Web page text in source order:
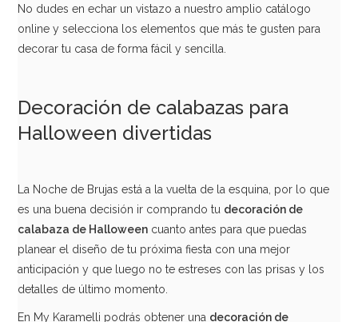
No dudes en echar un vistazo a nuestro amplio catálogo
online y selecciona los elementos que más te gusten para
decorar tu casa de forma fácil y sencilla.
Decoración de calabazas para
Halloween divertidas
La Noche de Brujas está a la vuelta de la esquina, por lo que
es una buena decisión ir comprando tu decoración de
calabaza de Halloween cuanto antes para que puedas
planear el diseño de tu próxima fiesta con una mejor
anticipación y que luego no te estreses con las prisas y los
detalles de último momento.
En My Karamelli podrás obtener una decoración de